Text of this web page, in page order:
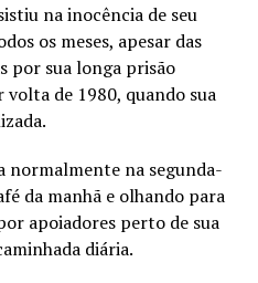
na inocência de seu
os meses, apesar das
por sua longa prisão
de 1980, quando sua
normalmente na segunda-
da manhã e olhando para
apoiadores perto de sua
diária.